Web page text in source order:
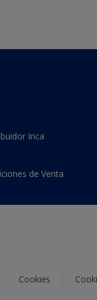
Inca
de Venta
Cookies